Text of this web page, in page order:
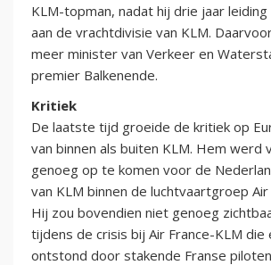
KLM-topman, nadat hij drie jaar
aan de vrachtdivisie van KLM.
meer minister van Verkeer en
premier Balkenende.
Kritiek
De laatste tijd groeide de kritiek op
van binnen als buiten KLM. Hem werd
genoeg op te komen voor de
van KLM binnen de luchtvaartgroep Air
Hij zou bovendien niet genoeg
tijdens de crisis bij Air France-KLM
ontstond door stakende Franse